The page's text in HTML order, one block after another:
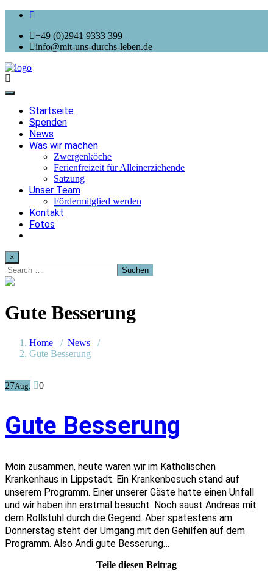
+49 (0)2941 9333 399
info@mit-uns-durchs-leben.de
Toggle
navigationStartseite
Spenden
News
Was wir machen
Zwergenköche
Ferienfreizeit für Alleinerziehende
Satzung
Unser Team
Fördermitglied werden
Kontakt
Fotos
×
Gute Besserung
Home / News /
Gute Besserung
27Aug. 0
Gute Besserung
Moin zusammen, heute waren wir im Katholischen
Krankenhaus in Lippstadt. Ein Krankenbesuch stand auf
unserem Programm. Einer unserer Gäste hatte einen Unfall
und wir haben ihn erstmal besucht. Noch saust Andreas mit
dem Rollstuhl durch die Gegend. Aber spätestens am
Donnerstag steht der Umgang mit den Gehilfen auf dem
Programm. Also Andi gute Besserung…
Teile diesen Beitrag